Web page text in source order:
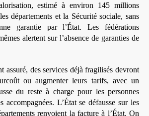
estimé à environ 145 millions
départements et la Sécurité sociale, sans
garantie par l’État. Les fédérations
alertent sur l’absence de garanties de
assuré, des services déjà fragilisés devront
ou augmenter leurs tarifs, avec un
du reste à charge pour les personnes
accompagnées. L’État se défausse sur les
renvoient la facture à l’État. On